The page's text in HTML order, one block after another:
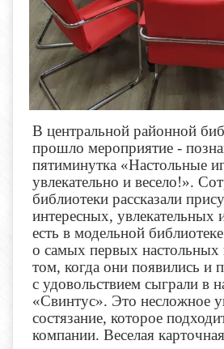
В центральной районной
прошло мероприятие -
пятиминутка «Настольные
увлекательно и весело!».
библиотеки рассказали
интересных, увлекательных
есть в модельной
о самых первых настольных
том, когда они появились и
с удовольствием сыграли в
«Свинтус». Это несложное
состязание, которое
компании. Веселая